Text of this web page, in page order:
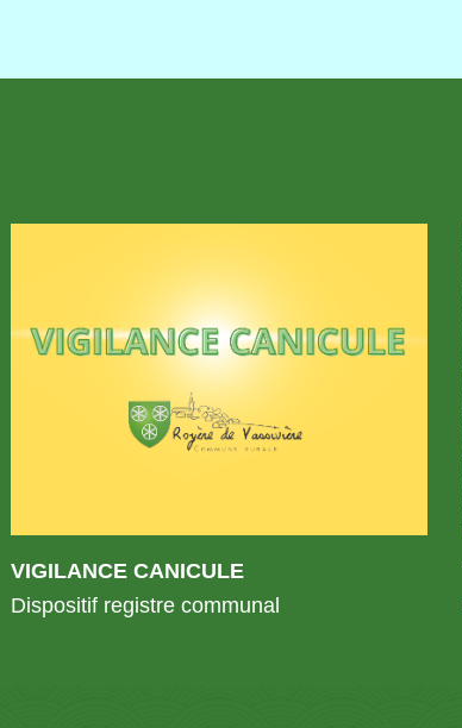
VIGILANCE CANICULE
Dispositif registre communal